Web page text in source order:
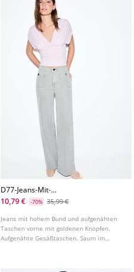
D77-Jeans-Mit-
Minimalistischen-Taschen
10,79 € -70% 35,99 €
Jeans mit hohem Bund und aufgenähten
Taschen vorne mit goldenen Knöpfen.
Aufgenähte Gesäßtaschen. Saum im